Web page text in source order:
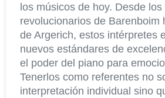
los músicos de hoy. Desde
revolucionarios de Barenboim
de Argerich, estos intérpretes
nuevos estándares de
el poder del piano para
Tenerlos como referentes no
interpretación individual sino